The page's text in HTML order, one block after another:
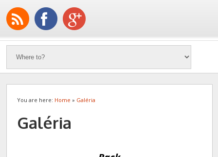
You are here: Home » Galéria
Galéria